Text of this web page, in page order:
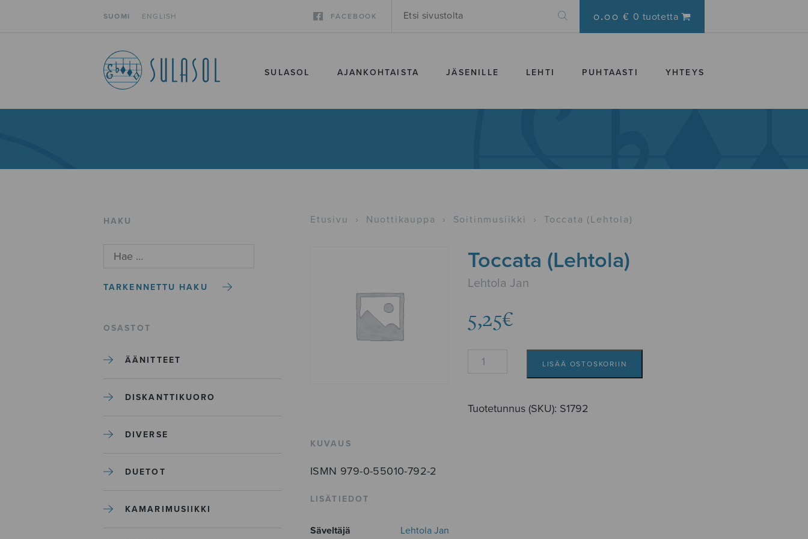
SUOMI ENGLISH FACEBOOK 0.00 € 0 tuotetta
SULASOL AJANKOHTAISTA JÄSENILLE LEHTI PUHTAASTI YHTEYS
HAKU
TARKENNETTU HAKU
OSASTOT
ÄÄNITTEET
DISKANTTIKUORO
DIVERSE
DUETOT
KAMARIMUSIIKKI
Etusivu › Nuottikauppa › Soitinmusiikki › Toccata (Lehtola)
Toccata (Lehtola)
Lehtola Jan
5,25€
Toccata
LISÄÄ OSTOSKORIIN
Tuotetunnus (SKU): S1792
KUVAUS
ISMN 979-0-55010-792-2
LISÄTIEDOT
Säveltäjä
Lehtola Jan